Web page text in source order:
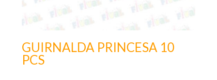
GUIRNALDA PRINCESA 10
PCS